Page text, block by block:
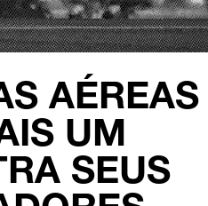
AÉREAS
UM
SEUS